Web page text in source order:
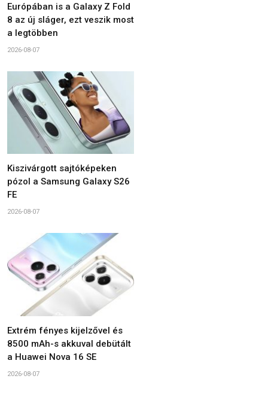
Európában is a Galaxy Z Fold
8 az új sláger, ezt veszik most
a legtöbben
2026-08-07
Kiszivárgott sajtóképeken
pózol a Samsung Galaxy S26
FE
2026-08-07
Extrém fényes kijelzővel és
8500 mAh-s akkuval debütált
a Huawei Nova 16 SE
2026-08-07